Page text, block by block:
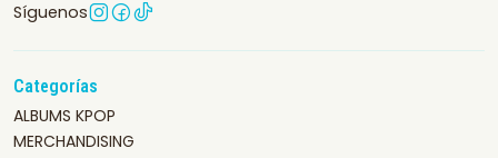
Síguenos
Categorías
ALBUMS KPOP
MERCHANDISING